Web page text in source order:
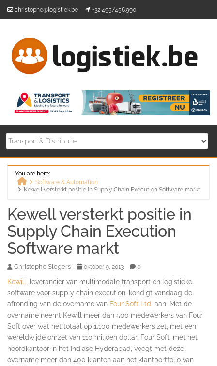
christophe@logistiek.be +32 495/456.990
You are here:
Home
Software & Automation
Kewell versterkt positie in Supply Chain Execution Software markt
Kewell versterkt positie in
Supply Chain Execution
Software markt
Christophe Slegers oktober 9, 2013 0
Kewill
, leverancier van multimodale transport en logistieke
software voor supply chain execution, kondigt vandaag de
afronding van de overname van Four Soft Ltd. aan. Met de
overname neemt Kewill meer dan 500 medewerkers van Four
Soft over wat het totaal op 1.100 medewerkers zet, met een
wereldwijde omzet van 110 miljoen dollar. Four Soft, met het
hoofdkantoor in het Indiase Hyderabad, voegt met deze
overname meer dan 400 klanten aan het klantportfolio van